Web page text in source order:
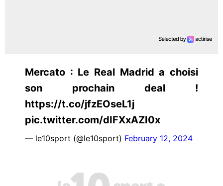
Mercato : Le Real Madrid a choisi
son prochain deal !
https://t.co/jfzEOseL1j
pic.twitter.com/dIFXxAZI0x
— le10sport (@le10sport) February 12, 2024